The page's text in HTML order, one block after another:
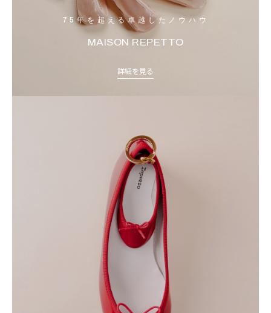
75年を超える卓越したノウハウ
MAISON REPETTO
詳細を見る